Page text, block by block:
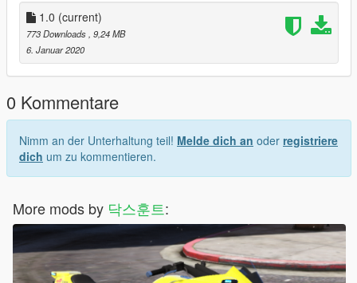
1.0 (current)
773 Downloads , 9,24 MB
6. Januar 2020
0 Kommentare
Nimm an der Unterhaltung teil! Melde dich an oder registriere
dich um zu kommentieren.
More mods by 닥스훈트: